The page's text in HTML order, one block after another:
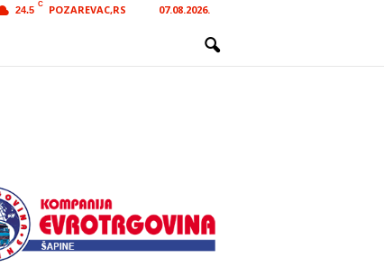
24.5
C POZAREVAC,RS 07.08.2026.